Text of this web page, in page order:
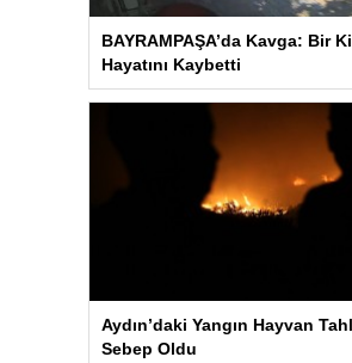
BAYRAMPAŞA’da Kavga: Bir
Hayatını Kaybetti
Aydın’daki Yangın Hayvan
Sebep Oldu